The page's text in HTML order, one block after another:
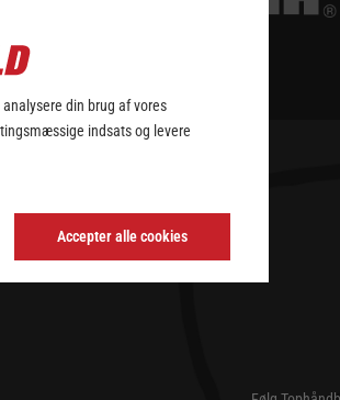
din brug af vores
indsats og levere
Accepter alle cookies